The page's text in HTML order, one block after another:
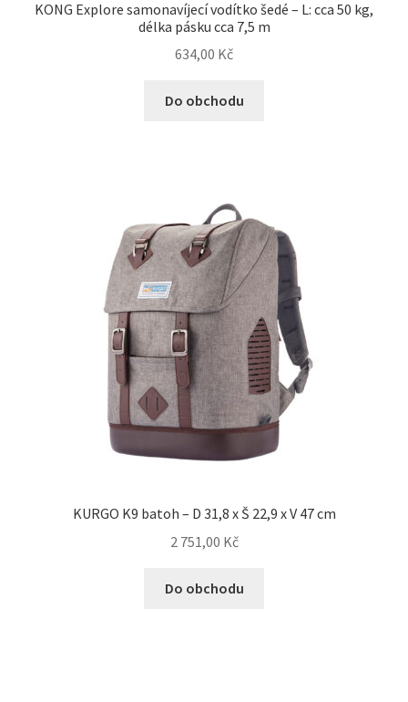
KONG Explore samonavíjecí vodítko šedé – L: cca 50 kg,
délka pásku cca 7,5 m
634,00 Kč
Do obchodu
KURGO K9 batoh – D 31,8 x Š 22,9 x V 47 cm
2 751,00 Kč
Do obchodu